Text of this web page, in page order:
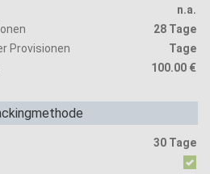
n.a.
28 Tage
Provisionen
Tage
100.00 €
30 Tage